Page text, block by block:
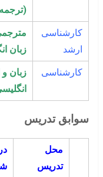
كارشناسی
ارشد
زبان
کارشناسی
زبان و
سوابق تدریس
محل
تدریس